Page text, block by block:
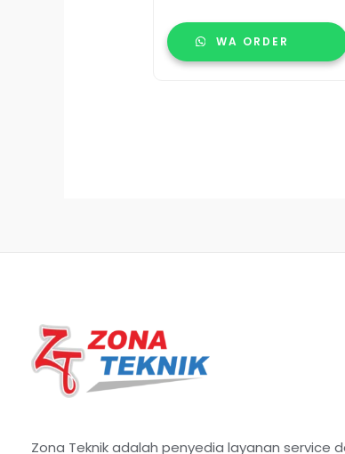
WA ORDER
Zona Teknik adalah penyedia layanan service